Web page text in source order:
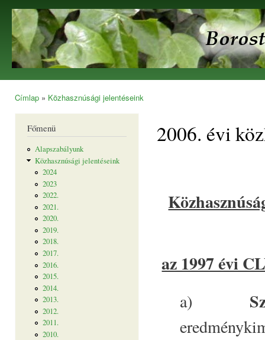
Borostyán
Egyesület
Címlap » Közhasznúsági jelentéseink
Főmenü
Alapszabályunk
Közhasznúsági jelentéseink
2024
2023
2022.
2021.
2020.
2019.
2018.
2017.
2016.
2015.
2014.
2013.
2012.
2011.
2010.
2006. évi
az 1997 évi
a)